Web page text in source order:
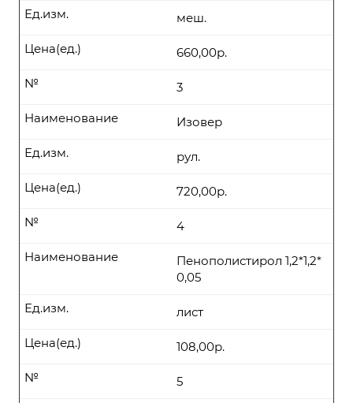
меш.
Ед.изм.
660,00р.
Цена(ед.)
3
№
Изовер
Наименование
рул.
Ед.изм.
720,00р.
Цена(ед.)
4
№
Пенополистирол 1,2*1,2*
0,05
Наименование
лист
Ед.изм.
108,00р.
Цена(ед.)
5
№